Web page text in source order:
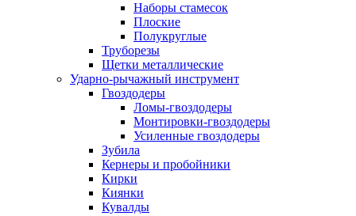
Наборы стамесок
Плоские
Полукруглые
Труборезы
Щетки металлические
Ударно-рычажный инструмент
Гвоздодеры
Ломы-гвоздодеры
Монтировки-гвоздодеры
Усиленные гвоздодеры
Зубила
Кернеры и пробойники
Кирки
Киянки
Кувалды